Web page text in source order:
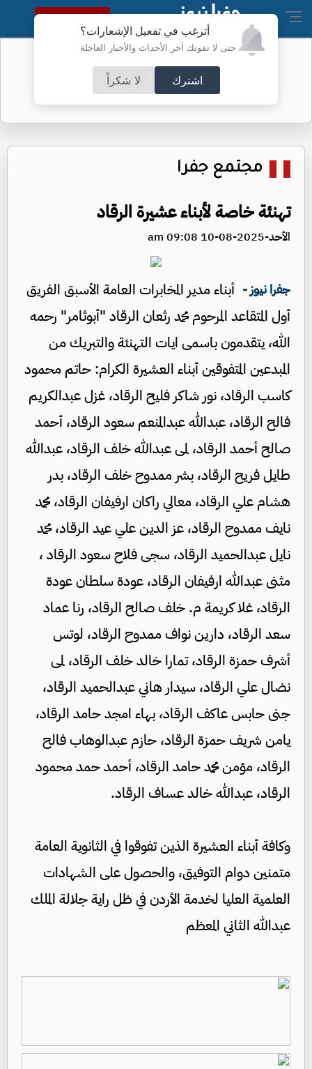
أترغب في تفعيل الإشعارات؟
حتى لا تفوتك آخر الأحداث والأخبار العاجلة
اشترك لا شكراً
النسخة الكاملة
مجتمع جفرا
تهنئة خاصة لأبناء عشيرة الرقاد
الأحد-2025-08-10 09:08 am
جفرا نيوز - أبناء مدير المخابرات العامة الأسبق الفريق
أول المتقاعد المرحوم محمد رثعان الرقاد "أبوثامر" رحمه
الله، يتقدمون باسمى ايات التهنئة والتبريك من
المبدعين المتفوقين أبناء العشيرة الكرام: حاتم محمود
كاسب الرقاد، نور شاكر فليح الرقاد، غزل عبدالكريم
فالح الرقاد، عبدالله عبدالمنعم سعود الرقاد، أحمد
صالح أحمد الرقاد، لمى عبدالله خلف الرقاد، عبدالله
طايل فريح الرقاد، بشر ممدوح خلف الرقاد، بدر
هشام علي الرقاد، معالي راكان ارفيفان الرقاد، محمد
نايف ممدوح الرقاد، عز الدين علي عيد الرقاد، محمد
نايل عبدالحميد الرقاد، سجى فلاح سعود الرقاد ،
مثنى عبدالله ارفيفان الرقاد، عودة سلطان عودة
الرقاد، غلا كريمة م. خلف صالح الرقاد، رنا عماد
سعد الرقاد، دارين نواف ممدوح الرقاد، لوتس
أشرف حمزة الرقاد، تمارا خالد خلف الرقاد، لمى
نضال علي الرقاد، سيدار هاني عبدالحميد الرقاد،
جنى حابس عاكف الرقاد، بهاء امجد حامد الرقاد،
يامن شريف حمزة الرقاد، حازم عبدالوهاب فالح
الرقاد، مؤمن محمد حامد الرقاد، أحمد حمد محمود
الرقاد، عبدالله خالد عساف الرقاد.
وكافة أبناء العشيرة الذين تفوقوا في الثانوية العامة
متمنين دوام التوفيق، والحصول على الشهادات
العلمية العليا لخدمة الأردن في ظل راية جلالة الملك
عبدالله الثاني المعظم